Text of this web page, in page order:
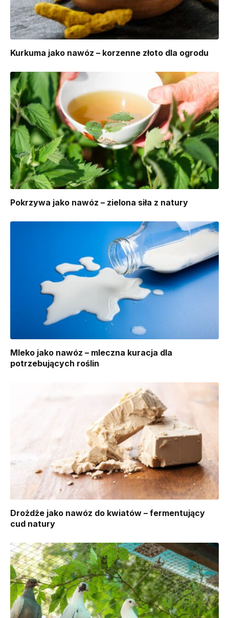
Kurkuma jako nawóz – korzenne złoto dla ogrodu
Pokrzywa jako nawóz – zielona siła z natury
Mleko jako nawóz – mleczna kuracja dla
potrzebujących roślin
Drożdże jako nawóz do kwiatów – fermentujący
cud natury